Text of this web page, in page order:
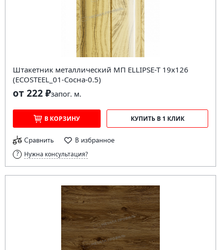
Штакетник металлический МП ELLIPSE-T 19х126
(ECOSTEEL_01-Сосна-0.5)
от 222 ₽запог. м.
В КОРЗИНУ КУПИТЬ В 1 КЛИК
Сравнить В избранное
Нужна консультация?